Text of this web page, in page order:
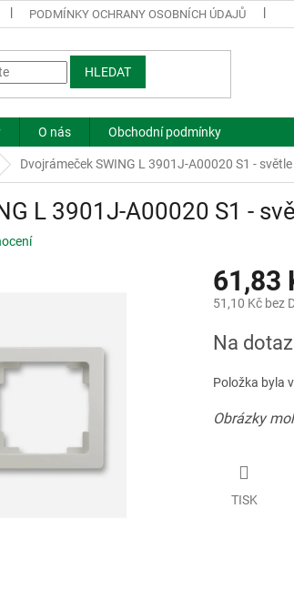
PODMÍNKY OCHRANY OSOBNÍCH ÚDAJŮ
HLEDAT
O nás Obchodní podmínky
Dvojrámeček SWING L 3901J-A00020 S1 -
L 3901J-A00020 S1 -
61,83
51,10 Kč bez
cena:
Na dotaz
Položka byla
Obrázky
TISK